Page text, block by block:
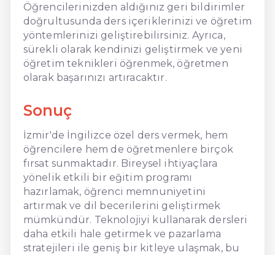
Öğrencilerinizden aldığınız geri bildirimler
doğrultusunda ders içeriklerinizi ve öğretim
yöntemlerinizi geliştirebilirsiniz. Ayrıca,
sürekli olarak kendinizi geliştirmek ve yeni
öğretim teknikleri öğrenmek, öğretmen
olarak başarınızı artıracaktır.
Sonuç
İzmir'de İngilizce özel ders vermek, hem
öğrencilere hem de öğretmenlere birçok
fırsat sunmaktadır. Bireysel ihtiyaçlara
yönelik etkili bir eğitim programı
hazırlamak, öğrenci memnuniyetini
artırmak ve dil becerilerini geliştirmek
mümkündür. Teknolojiyi kullanarak dersleri
daha etkili hale getirmek ve pazarlama
stratejileri ile geniş bir kitleye ulaşmak, bu